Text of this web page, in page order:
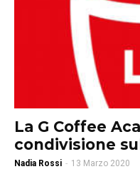
La G Coffee
condivisione
Nadia Rossi - 13 Marzo 2020